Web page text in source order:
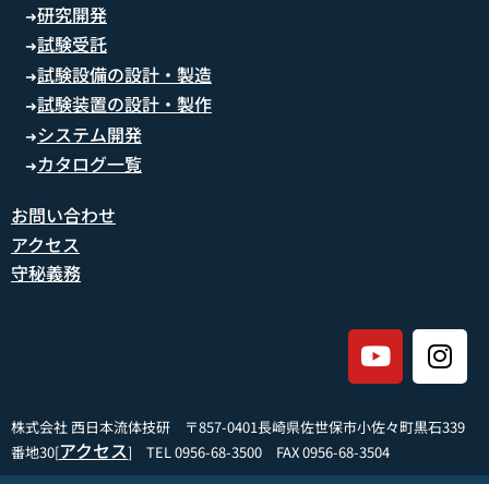
➜研究開発
➜試験受託
➜試験設備の設計・製造
➜試験装置の設計・製作
➜システム開発
➜カタログ一覧
お問い合わせ
アクセス
守秘義務
株式会社 西日本流体技研 〒857-0401長崎県佐世保市小佐々町黒石339
番地30[アクセス] TEL 0956-68-3500 FAX 0956-68-3504